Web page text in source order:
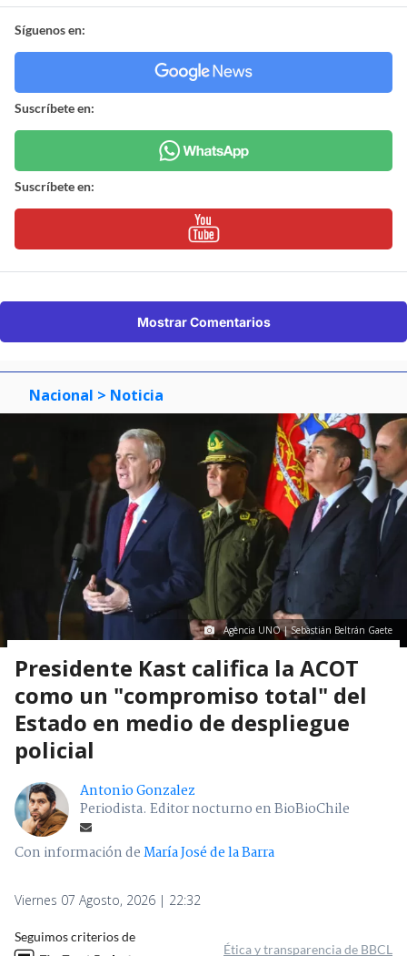
Síguenos en:
Suscríbete en:
Suscríbete en:
Mostrar Comentarios
Nacional > Noticia
Agencia UNO | Sebastián Beltrán Gaete
Presidente Kast califica la ACOT
como un "compromiso total" del
Estado en medio de despliegue
policial
Antonio Gonzalez
Periodista. Editor nocturno en BioBioChile
Con información deMaría José de la Barra
Viernes 07 Agosto, 2026 | 22:32
Seguimos criterios de
Ética y transparencia de BBCL